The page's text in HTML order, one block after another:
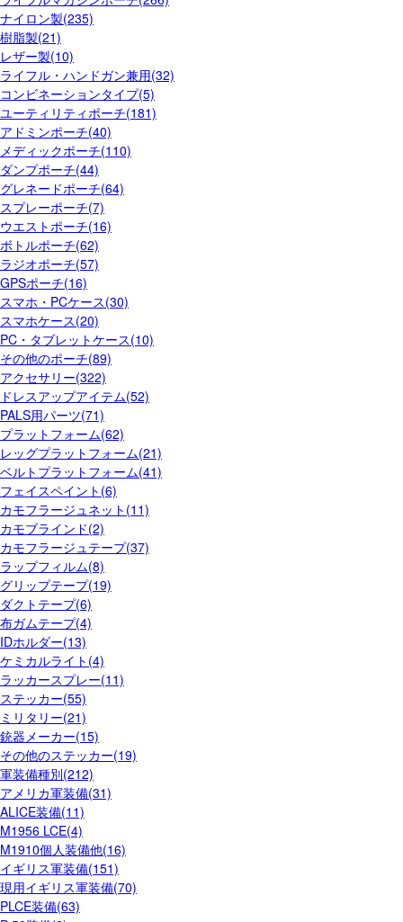
ナイロン製(235)
樹脂製(21)
レザー製(10)
ライフル・ハンドガン兼用(32)
コンビネーションタイプ(5)
ユーティリティポーチ(181)
アドミンポーチ(40)
メディックポーチ(110)
ダンプポーチ(44)
グレネードポーチ(64)
スプレーポーチ(7)
ウエストポーチ(16)
ボトルポーチ(62)
ラジオポーチ(57)
GPSポーチ(16)
スマホ・PCケース(30)
スマホケース(20)
PC・タブレットケース(10)
その他のポーチ(89)
アクセサリー(322)
ドレスアップアイテム(52)
PALS用パーツ(71)
プラットフォーム(62)
レッグプラットフォーム(21)
ベルトプラットフォーム(41)
フェイスペイント(6)
カモフラージュネット(11)
カモブラインド(2)
カモフラージュテープ(37)
ラップフィルム(8)
グリップテープ(19)
ダクトテープ(6)
布ガムテープ(4)
IDホルダー(13)
ケミカルライト(4)
ラッカースプレー(11)
ステッカー(55)
ミリタリー(21)
銃器メーカー(15)
その他のステッカー(19)
軍装備種別(212)
アメリカ軍装備(31)
ALICE装備(11)
M1956 LCE(4)
M1910個人装備他(16)
イギリス軍装備(151)
現用イギリス軍装備(70)
PLCE装備(63)